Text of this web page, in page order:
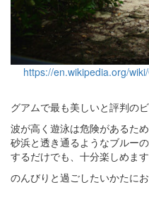
https://en.wikipedia.org/
グアムで最も美しいと評判の
波が高く遊泳は危険があるた
砂浜と透き通るようなブルー
するだけでも、十分楽しめます
のんびりと過ごしたいかたに